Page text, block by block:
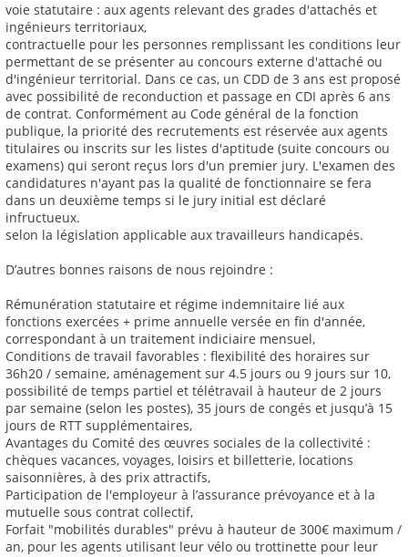
voie statutaire : aux agents relevant des grades d'attachés et
ingénieurs territoriaux,
contractuelle pour les personnes remplissant les conditions leur
permettant de se présenter au concours externe d'attaché ou
d'ingénieur territorial. Dans ce cas, un CDD de 3 ans est proposé
avec possibilité de reconduction et passage en CDI après 6 ans
de contrat. Conformément au Code général de la fonction
publique, la priorité des recrutements est réservée aux agents
titulaires ou inscrits sur les listes d'aptitude (suite concours ou
examens) qui seront reçus lors d'un premier jury. L'examen des
candidatures n'ayant pas la qualité de fonctionnaire se fera
dans un deuxième temps si le jury initial est déclaré
infructueux.
selon la législation applicable aux travailleurs handicapés.
D’autres bonnes raisons de nous rejoindre :
Rémunération statutaire et régime indemnitaire lié aux
fonctions exercées + prime annuelle versée en fin d'année,
correspondant à un traitement indiciaire mensuel,
Conditions de travail favorables : flexibilité des horaires sur
36h20 / semaine, aménagement sur 4.5 jours ou 9 jours sur 10,
possibilité de temps partiel et télétravail à hauteur de 2 jours
par semaine (selon les postes), 35 jours de congés et jusqu’à 15
jours de RTT supplémentaires,
Avantages du Comité des œuvres sociales de la collectivité :
chèques vacances, voyages, loisirs et billetterie, locations
saisonnières, à des prix attractifs,
Participation de l'employeur à l’assurance prévoyance et à la
mutuelle sous contrat collectif,
Forfait "mobilités durables" prévu à hauteur de 300€ maximum /
an, pour les agents utilisant leur vélo ou trottinette pour leur